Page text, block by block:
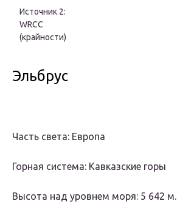
Источник 2:
WRCC
(крайности)
Эльбрус
Часть света: Европа
Горная система: Кавказские горы
Высота над уровнем моря: 5 642 м.